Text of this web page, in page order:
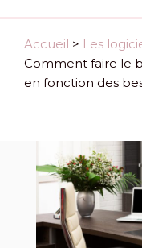
Accueil > Les
Comment faire le
en fonction des